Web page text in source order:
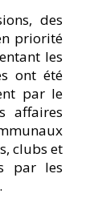
des
priorité
les
ont été
par le
affaires
clubs et
par les